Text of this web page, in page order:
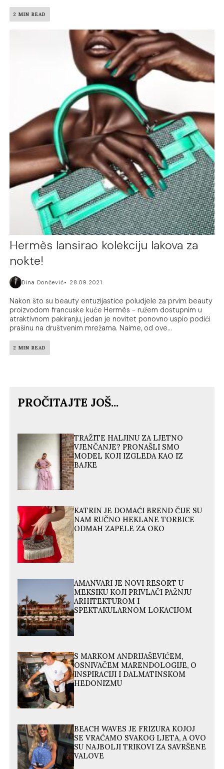
2 MIN READ
Hermès lansirao kolekciju lakova za
nokte!
Dina Dončević 28.09.2021.
Nakon što su beauty entuzijastice poludjele za prvim beauty
proizvodom francuske kuće Hermès - ružem dostupnim u
atraktivnom pakiranju, jedan je novitet ponovno uspio podići
prašinu na društvenim mrežama. Naime, od ove...
2 MIN READ
PROČITAJTE JOŠ...
TRAŽITE HALJINU ZA LJETNO
VJENČANJE? PRONAŠLI SMO
MODEL KOJI IZGLEDA KAO IZ
BAJKE
KATRIN JE DOMAĆI BREND ČIJE SU
NAM RUČNO HEKLANE TORBICE
ODMAH ZAPELE ZA OKO
AMANVARI JE NOVI RESORT U
MEKSIKU KOJI PRIVLAČI PAŽNJU
ARHITEKTUROM I
SPEKTAKULARNOM LOKACIJOM
S MARKOM ANDRIJAŠEVIĆEM,
OSNIVAČEM MARENDOLOGIJE, O
INSPIRACIJI I DALMATINSKOM
HEDONIZMU
BEACH WAVES JE FRIZURA KOJOJ
SE VRAĆAMO SVAKOG LJETA, A OVO
SU NAJBOLJI TRIKOVI ZA SAVRŠENE
VALOVE